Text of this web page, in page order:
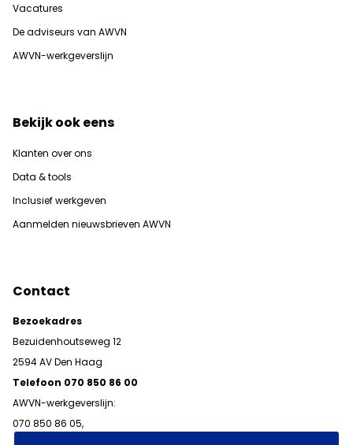
Vacatures
De adviseurs van AWVN
AWVN-werkgeverslijn
Bekijk ook eens
Klanten over ons
Data & tools
Inclusief werkgeven
Aanmelden nieuwsbrieven AWVN
Contact
Bezoekadres
Bezuidenhoutseweg 12
2594 AV Den Haag
Telefoon 070 850 86 00
AWVN-werkgeverslijn:
070 850 86 05,